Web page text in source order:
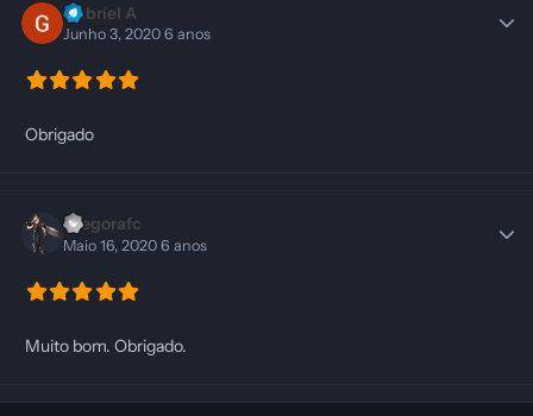
Gabriel A
Junho 3, 20206 anos
Obrigado
Diegorafc
Maio 16, 20206 anos
Muito bom. Obrigado.